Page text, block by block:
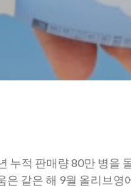
누적 판매량 80만 병을
은 같은 해 9월 올리브